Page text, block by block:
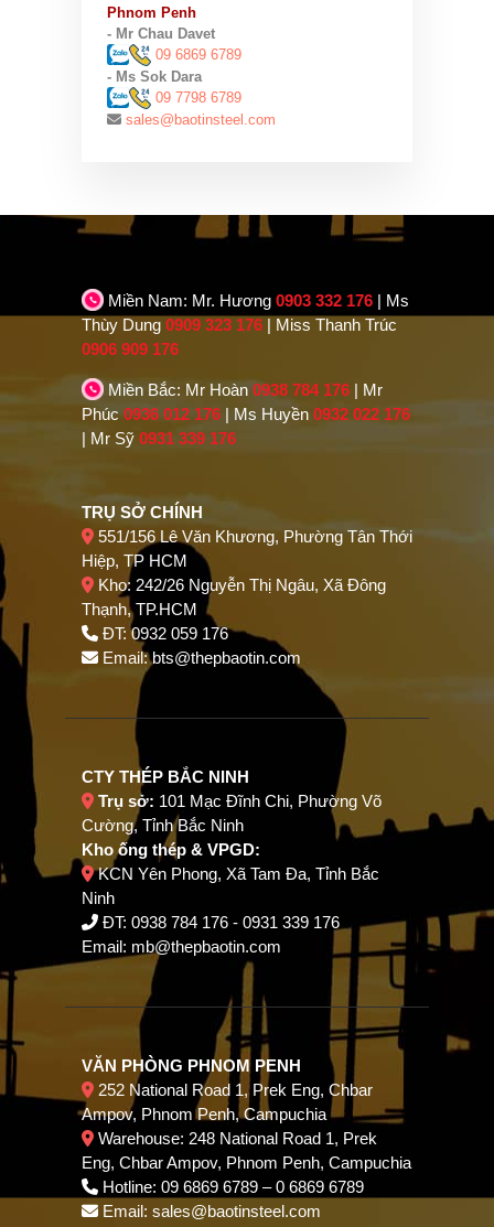
Phnom Penh
- Mr Chau Davet
09 6869 6789
- Ms Sok Dara
09 7798 6789
sales@baotinsteel.com
Miền Nam: Mr. Hương 0903 332 176 | Ms
Thùy Dung 0909 323 176 | Miss Thanh Trúc
0906 909 176
Miền Bắc: Mr Hoàn 0938 784 176 | Mr
Phúc0936 012 176 | Ms Huyền 0932 022 176
| Mr Sỹ 0931 339 176
TRỤ SỞ CHÍNH
551/156 Lê Văn Khương, Phường Tân Thới
Hiệp, TP HCM
Kho: 242/26 Nguyễn Thị Ngâu, Xã Đông
Thạnh, TP.HCM
ĐT: 0932 059 176
Email:bts@thepbaotin.com
CTY THÉP BẮC NINH
Trụ sở: 101 Mạc Đĩnh Chi, Phường Võ
Cường, Tỉnh Bắc Ninh
Kho ống thép & VPGD:
KCN Yên Phong, Xã Tam Đa, Tỉnh Bắc
Ninh
ĐT: 0938 784 176 - 0931 339 176
Email: mb@thepbaotin.com
VĂN PHÒNG PHNOM PENH
252 National Road 1, Prek Eng, Chbar
Ampov, Phnom Penh, Campuchia
Warehouse: 248 National Road 1, Prek
Eng, Chbar Ampov, Phnom Penh, Campuchia
Hotline: 09 6869 6789 – 0 6869 6789
Email: sales@baotinsteel.com